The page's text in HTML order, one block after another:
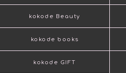
kokode Beauty
kokode books
kokode GIFT